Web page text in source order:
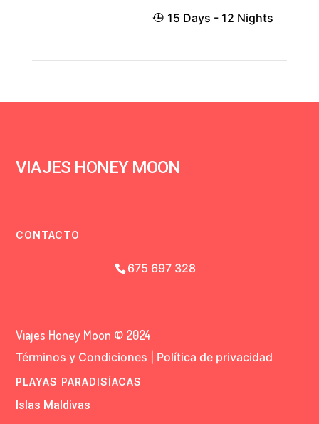
15 Days - 12 Nights
VIAJES HONEY MOON
CONTACTO
675 697 328
Viajes Honey Moon © 2024
Términos y Condiciones Política de privacidad
PLAYAS PARADISÍACAS
Islas Maldivas